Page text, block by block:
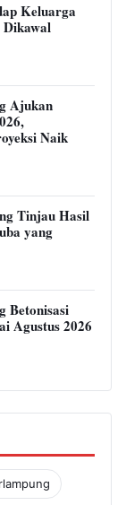
Keluarga
Dikawal
Ajukan
Naik
Tinjau Hasil
yang
Betonisasi
Agustus 2026